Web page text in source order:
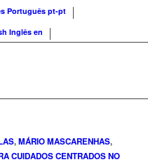
Português pt-pt
Inglês en
,MÁRIO MASCARENHAS,
CUIDADOS CENTRADOS NO